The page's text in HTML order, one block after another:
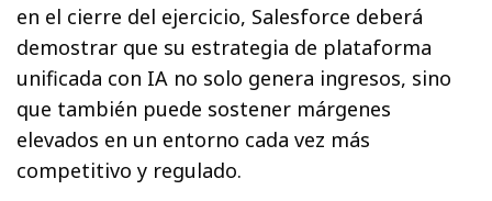
en el cierre del ejercicio, Salesforce deberá
demostrar que su estrategia de plataforma
unificada con IA no solo genera ingresos, sino
que también puede sostener márgenes
elevados en un entorno cada vez más
competitivo y regulado.